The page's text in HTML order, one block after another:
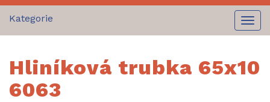
Hliníková trubka 65x10
6063